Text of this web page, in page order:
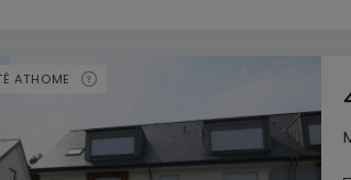
ATHOME